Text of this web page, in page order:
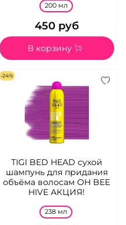
200 мл
450 руб
В корзину
-24%
TIGI BED HEAD сухой
шампунь для придания
объёма волосам OH BEE
HIVE АКЦИЯ!
238 мл